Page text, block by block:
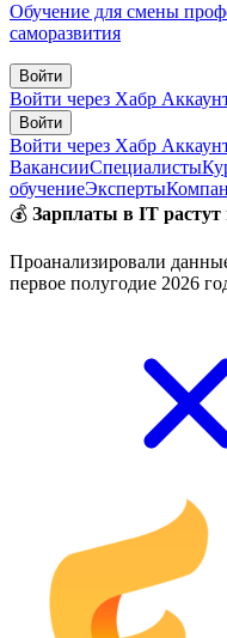
Обучение для смены
саморазвития
Войти
Войти через Хабр
Войти
Войти через Хабр
ВакансииСпециалисты
обучениеЭксперты
💰 Зарплаты в IT
Проанализировали
первое полугодие 2026